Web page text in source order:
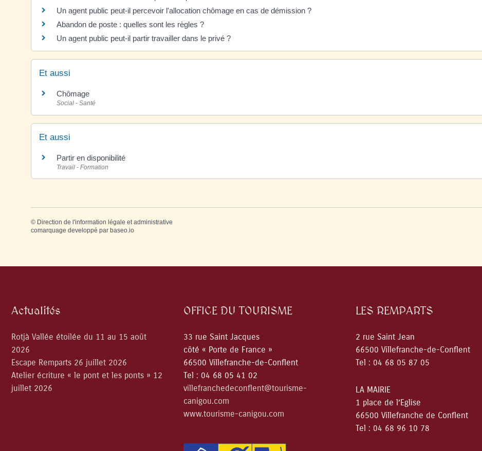
Un agent public peut-il percevoir l'allocation chômage en cas de démission ?
Abandon de poste : quelles sont les règles ?
Un agent public peut-il partir travailler dans le privé ?
Et aussi
Chômage
Social - Santé
Et aussi
Partir en disponibilité
Travail - Formation
© Direction de l'information légale et administrative
comarquage developpé par baseo.io
Actualités
Rotjà Vallée étoilée du 11 au 15 août
2026
Escape Remparts 26 juillet 2026
Atelier écriture « le pont et les ponts » 12
juillet 2026
OFFICE DU TOURISME
33 rue Saint Jacques
côté « Porte de France »
66500 Villefranche-de-Conflent
Tel : 04 68 05 41 02
villefranchedeconflent@tourisme-
canigou.com
www.tourisme-canigou.com
LES REMPARTS
2 rue Saint Jean
66500 Villefranche-de-Conflent
Tel : 04 68 05 87 05
LA MAIRIE
1 place de l’Eglise
66500 Villefranche de Conflent
Tel : 04 68 96 10 78